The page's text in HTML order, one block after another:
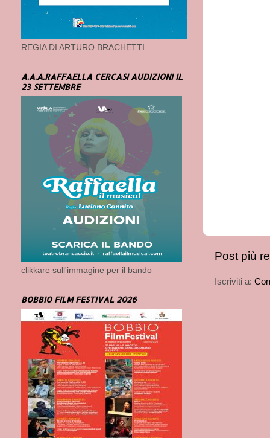
Post più
Iscriviti a:
REGIA DI ARTURO BRACHETTI
A.A.A.RAFFAELLA CERCASI AUDIZIONI IL
23 SETTEMBRE
clikkare sull'immagine per il bando
BOBBIO FILM FESTIVAL 2026